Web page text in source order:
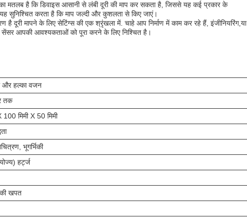
मतलब है कि डिवाइस आसानी से लंबी दूरी की माप कर सकता है, जिससे यह कई प्रकार के
करता है कि माप जल्दी और कुशलता से किए जाएं।
दूरी मापने के लिए सेटिंग्स की एक श्रृंखला में. चाहे आप निर्माण में काम कर रहे हैं, इंजीनियरिंग,या
सेंसर आपकी आवश्यकताओं को पूरा करने के लिए निश्चित है।
और हल्का वजन
तक
100 मिमी X 50 मिमी
भूगर्भिकी
हर्ट्ज
खपत